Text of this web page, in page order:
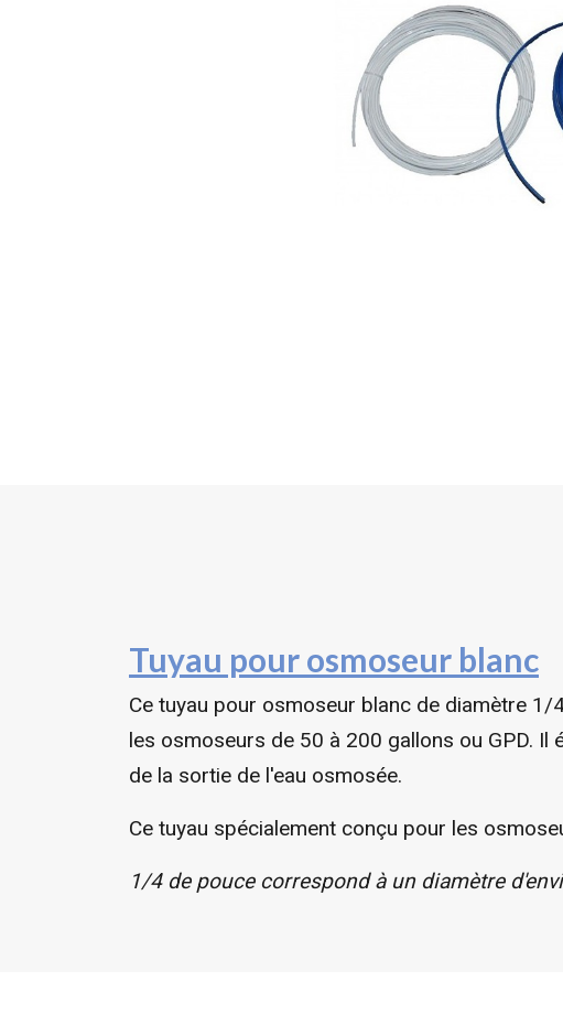
Tuyau pour osmoseur blanc
Ce tuyau pour osmoseur blanc de diamètre
les osmoseurs de 50 à 200 gallons ou GPD.
de la sortie de l'eau osmosée.
Ce tuyau spécialement conçu pour les
1/4 de pouce correspond à un diamètre